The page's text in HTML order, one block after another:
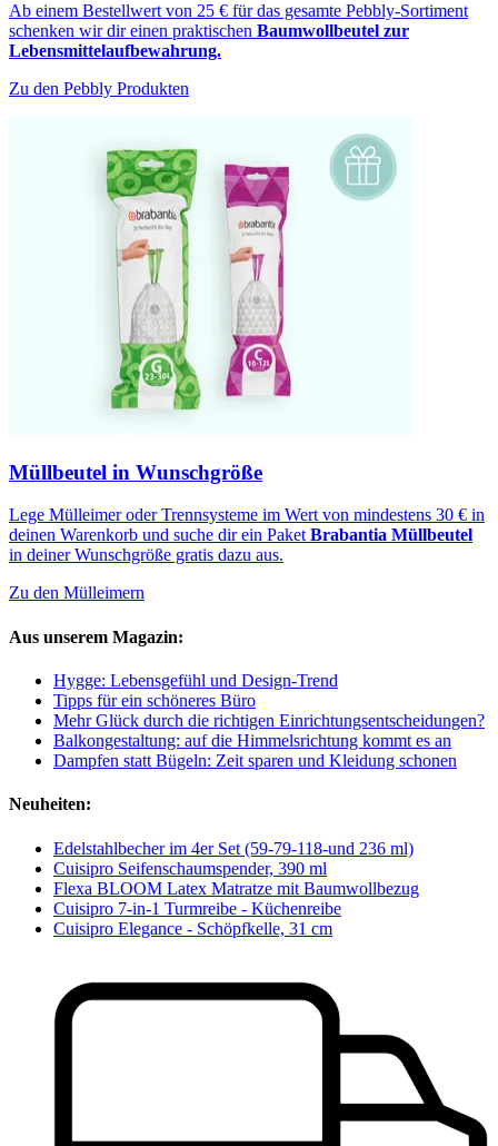
Ab einem Bestellwert von 25 € für das gesamte Pebbly-Sortiment
schenken wir dir einen praktischen Baumwollbeutel zur
Lebensmittelaufbewahrung.
Zu den Pebbly Produkten
Müllbeutel in Wunschgröße
Lege Mülleimer oder Trennsysteme im Wert von mindestens 30 € in
deinen Warenkorb und suche dir ein PaketBrabantia Müllbeutel
in deiner Wunschgröße gratis dazu aus.
Zu den Mülleimern
Aus unserem Magazin:
Hygge: Lebensgefühl und Design-Trend
Tipps für ein schöneres Büro
Mehr Glück durch die richtigen Einrichtungsentscheidungen?
Balkongestaltung: auf die Himmelsrichtung kommt es an
Dampfen statt Bügeln: Zeit sparen und Kleidung schonen
Neuheiten:
Edelstahlbecher im 4er Set (59-79-118-und 236 ml)
Cuisipro Seifenschaumspender, 390 ml
Flexa BLOOM Latex Matratze mit Baumwollbezug
Cuisipro 7-in-1 Turmreibe - Küchenreibe
Cuisipro Elegance - Schöpfkelle, 31 cm